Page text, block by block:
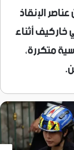
الإنقاذ
أثناء
متكررة،